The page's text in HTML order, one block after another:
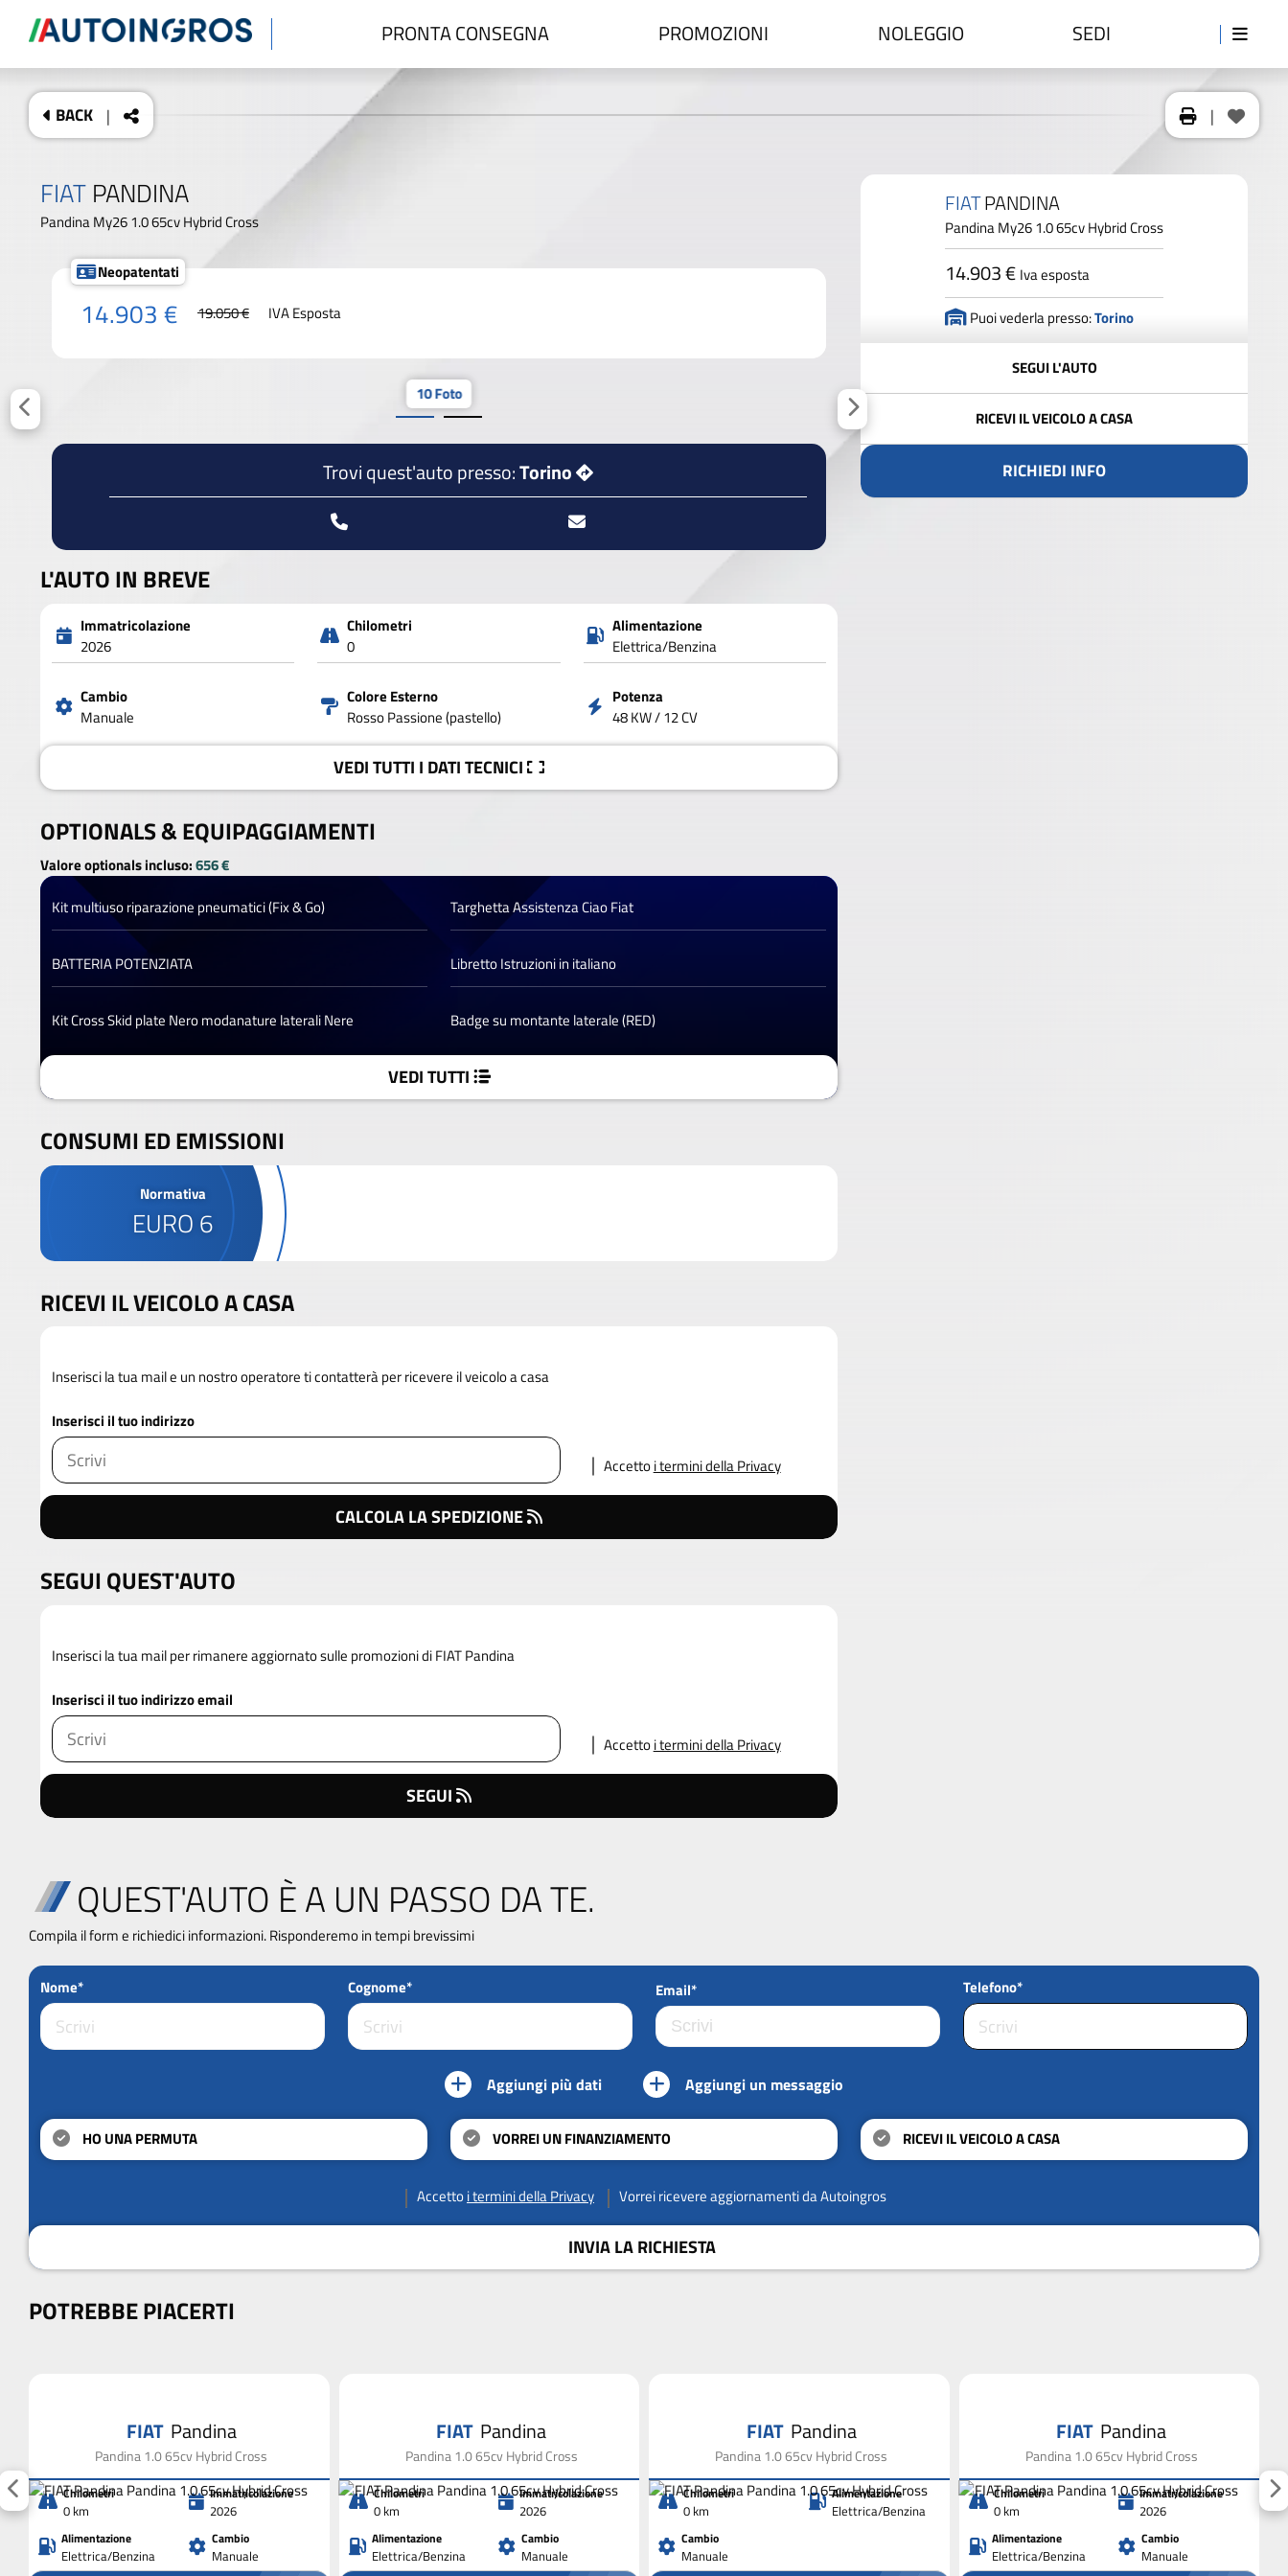
PRONTA CONSEGNA PROMOZIONI NOLEGGIO SEDI
BACK | |
FIAT PANDINA
Pandina My26 1.0 65cv Hybrid Cross
Neopatentati
14.903 € 19.050 € IVA Esposta
10 Foto
Trovi quest'auto presso:Torino
L'AUTO IN BREVE
Immatricolazione
2026
Chilometri
0
Alimentazione
Elettrica/Benzina
Cambio
Manuale
Colore Esterno
Rosso Passione (pastello)
Potenza
48 KW / 12 CV
VEDITUTTI I DATITECNICI
OPTIONALS &EQUIPAGGIAMENTI
Valore optionals incluso:656 €
Kit multiuso riparazione pneumatici (Fix & Go)
Targhetta Assistenza Ciao Fiat
BATTERIA POTENZIATA Libretto Istruzioni in italiano
Kit Cross Skid plate Nero modanature laterali Nere Badge su montante laterale (RED)
VEDI TUTTI
CONSUMI ED EMISSIONI
Normativa
EURO 6
RICEVI IL VEICOLO A CASA
Inserisci la tua mail e un nostro operatore ti contatterà per ricevere il veicolo a casa
Inserisci il tuo indirizzo
Accettoi termini della Privacy
CALCOLA LA SPEDIZIONE
SEGUI QUEST'AUTO
Inserisci la tua mail per rimanere aggiornato sulle promozioni di FIAT Pandina
Inserisci il tuo indirizzo email
Accettoi termini della Privacy
SEGUI
FIATPANDINA
Pandina My26 1.0 65cv Hybrid Cross
14.903 € Iva esposta
Puoi vederla presso:Torino
SEGUI L'AUTO
RICEVI IL VEICOLO A CASA
RICHIEDI INFO
QUEST'AUTO È A UN PASSO DA TE.
Compila il form e richiedici informazioni. Risponderemo in tempi brevissimi
Nome* Cognome* Email* Telefono*
Aggiungi più dati Aggiungi un messaggio
HO UNA PERMUTA VORREI UN FINANZIAMENTO RICEVI IL VEICOLO A CASA
Accettoi termini della Privacy Vorrei ricevere aggiornamenti da Autoingros
INVIA LA RICHIESTA
POTREBBE PIACERTI
FIAT Pandina
Pandina 1.0 65cv Hybrid Cross
Chilometri
0 km
Immatricolazione
2026
Alimentazione
Elettrica/Benzina
Cambio
Manuale
FIAT Pandina
Pandina 1.0 65cv Hybrid Cross
Chilometri
0 km
Immatricolazione
2026
Alimentazione
Elettrica/Benzina
Cambio
Manuale
FIAT Pandina
Pandina 1.0 65cv Hybrid Cross
Chilometri
0 km
Alimentazione
Elettrica/Benzina
Cambio
Manuale
FIAT Pandina
Pandina 1.0 65cv Hybrid Cross
Chilometri
0 km
Immatricolazione
2026
Alimentazione
Elettrica/Benzina
Cambio
Manuale